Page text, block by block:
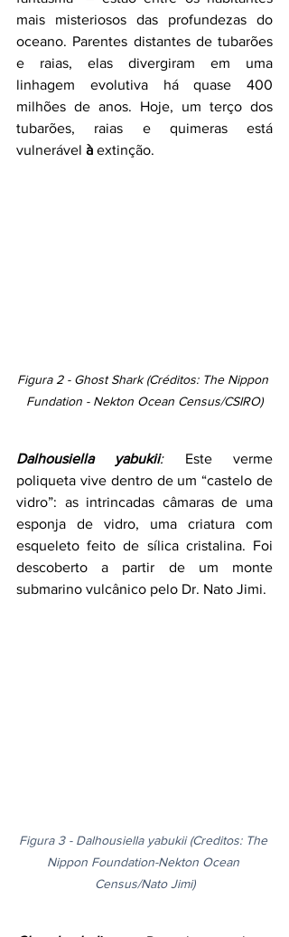
mais misteriosos das profundezas do
oceano. Parentes distantes de tubarões
e raias, elas divergiram em uma
linhagem evolutiva há quase 400
milhões de anos. Hoje, um terço dos
tubarões, raias e quimeras está
vulnerável à extinção.
Figura 2 - Ghost Shark (Créditos: The Nippon
Fundation - Nekton Ocean Census/CSIRO)
Dalhousiella yabukii: Este verme
poliqueta vive dentro de um “castelo de
vidro”: as intrincadas câmaras de uma
esponja de vidro, uma criatura com
esqueleto feito de sílica cristalina. Foi
descoberto a partir de um monte
submarino vulcânico pelo Dr. Nato Jimi.
Figura 3 - Dalhousiella yabukii (Creditos: The
Nippon Foundation-Nekton Ocean
Census/Nato Jimi)